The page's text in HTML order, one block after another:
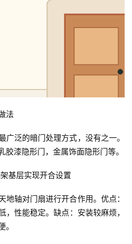
法
广泛的暗门处理方式，没有之一。
胶漆隐形门，金属饰面隐形门等。
基层实现开合设置
地轴对门扇进行开合作用。优点：
，性能稳定。缺点：安装较麻烦，